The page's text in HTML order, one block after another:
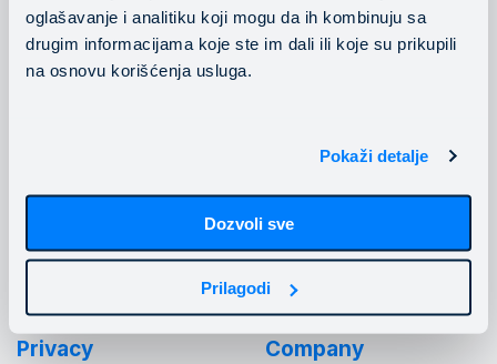
oglašavanje i analitiku koji mogu da ih kombinuju sa
drugim informacijama koje ste im dali ili koje su prikupili
na osnovu korišćenja usluga.
Pokaži detalje
Dozvoli sve
Prilagodi
cloud solutions and
managed hosting
services with a network
Managed Cloud
AWS
DevOps operations
Privacy Company